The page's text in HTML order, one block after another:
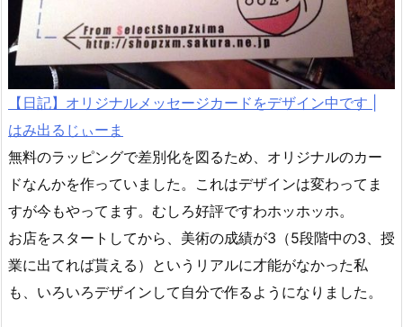
【日記】オリジナルメッセージカードをデザイン中です |
はみ出るじぃーま
無料のラッピングで差別化を図るため、オリジナルのカー
ドなんかを作っていました。これはデザインは変わってま
すが今もやってます。むしろ好評ですわホッホッホ。
お店をスタートしてから、美術の成績が3（5段階中の3、授
業に出てれば貰える）というリアルに才能がなかった私
も、いろいろデザインして自分で作るようになりました。